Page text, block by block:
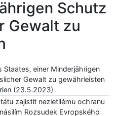
Schutz
Gewalt zu
Staates, einer Minderjährigen
Gewalt zu gewährleisten
(23.5.2023)
zajistit nezletilému ochranu
Rozsudek Evropského